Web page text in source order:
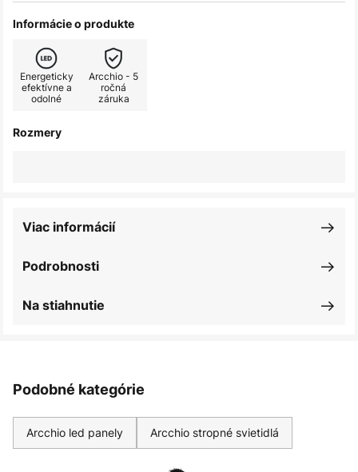
Informácie o produkte
Energeticky
efektívne a
odolné
Arcchio - 5
ročná
záruka
Rozmery
Podrobnosti
Viac informácií
Na stiahnutie
Podobné kategórie
Arcchio led panely Arcchio stropné svietidlá